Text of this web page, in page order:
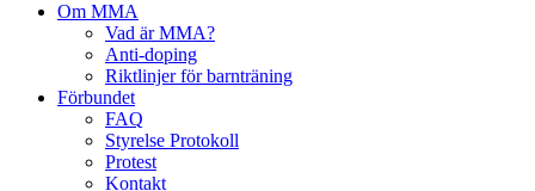
Om MMA
Vad är MMA?
Anti-doping
Riktlinjer för barnträning
Förbundet
FAQ
Styrelse Protokoll
Protest
Kontakt